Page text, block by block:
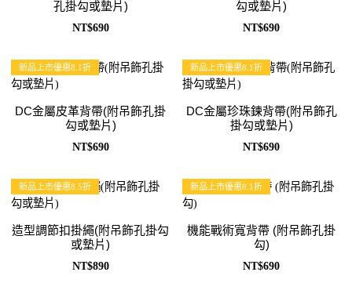
孔掛勾或墊片)
NT$690
勾或墊片)
NT$690
新品上市優惠8.1折
DC金屬皮革背帶(附吊飾孔掛
勾或墊片)
NT$690
新品上市優惠8.1折
DC金屬珍珠鍊背帶(附吊飾孔
掛勾或墊片)
NT$690
新品上市優惠8.5折
造型調節扣掛繩(附吊飾孔掛勾
或墊片)
NT$890
新品上市優惠8.1折
機能戰術寬背帶 (附吊飾孔掛
勾)
NT$690